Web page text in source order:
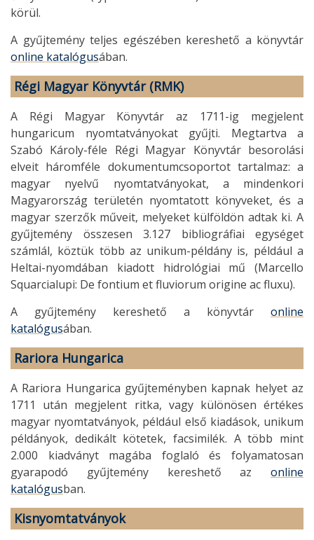
körül.
A gyűjtemény teljes egészében kereshető a könyvtár
online katalógusában.
Régi Magyar Könyvtár (RMK)
A Régi Magyar Könyvtár az 1711-ig megjelent
hungaricum nyomtatványokat gyűjti. Megtartva a
Szabó Károly-féle Régi Magyar Könyvtár besorolási
elveit háromféle dokumentumcsoportot tartalmaz: a
magyar nyelvű nyomtatványokat, a mindenkori
Magyarország területén nyomtatott könyveket, és a
magyar szerzők műveit, melyeket külföldön adtak ki. A
gyűjtemény összesen 3.127 bibliográfiai egységet
számlál, köztük több az unikum-példány is, például a
Heltai-nyomdában kiadott hidrológiai mű (Marcello
Squarcialupi: De fontium et fluviorum origine ac fluxu).
A gyűjtemény kereshető a könyvtár online
katalógusában.
Rariora Hungarica
A Rariora Hungarica gyűjteményben kapnak helyet az
1711 után megjelent ritka, vagy különösen értékes
magyar nyomtatványok, például első kiadások, unikum
példányok, dedikált kötetek, facsimilék. A több mint
2.000 kiadványt magába foglaló és folyamatosan
gyarapodó gyűjtemény kereshető az online
katalógusban.
Kisnyomtatványok